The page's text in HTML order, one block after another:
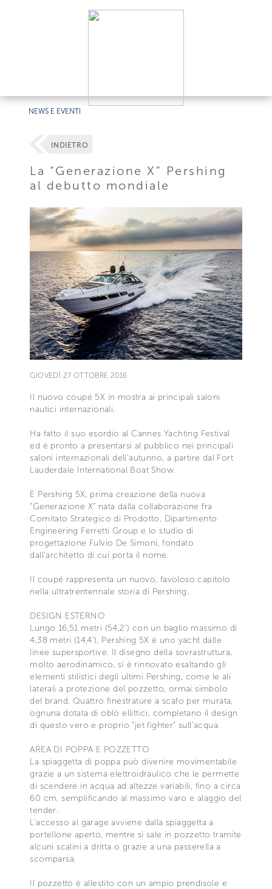
NEWS E EVENTI
INDIETRO
La “Generazione X” Pershing
al debutto mondiale
GIOVEDÌ 27 OTTOBRE 2016
Il nuovo coupé 5X in mostra ai principali saloni
nautici internazionali.
Ha fatto il suo esordio al Cannes Yachting Festival
ed è pronto a presentarsi al pubblico nei principali
saloni internazionali dell’autunno, a partire dal Fort
Lauderdale International Boat Show.
È Pershing 5X, prima creazione della nuova
“Generazione X” nata dalla collaborazione fra
Comitato Strategico di Prodotto, Dipartimento
Engineering Ferretti Group e lo studio di
progettazione Fulvio De Simoni, fondato
dall’architetto di cui porta il nome.
Il coupé rappresenta un nuovo, favoloso capitolo
nella ultratrentennale storia di Pershing.
DESIGN ESTERNO
Lungo 16,51 metri (54,2’) con un baglio massimo di
4,38 metri (14,4’), Pershing 5X è uno yacht dalle
linee supersportive. Il disegno della sovrastruttura,
molto aerodinamico, si è rinnovato esaltando gli
elementi stilistici degli ultimi Pershing, come le ali
laterali a protezione del pozzetto, ormai simbolo
del brand. Quattro finestrature a scafo per murata,
ognuna dotata di oblò ellittici, completano il design
di questo vero e proprio “jet fighter” sull’acqua.
AREA DI POPPA E POZZETTO
La spiaggetta di poppa può divenire movimentabile
grazie a un sistema elettroidraulico che le permette
di scendere in acqua ad altezze variabili, fino a circa
60 cm, semplificando al massimo varo e alaggio del
tender.
L’accesso al garage avviene dalla spiaggetta a
portellone aperto, mentre si sale in pozzetto tramite
alcuni scalini a dritta o grazie a una passerella a
scomparsa.
Il pozzetto è allestito con un ampio prendisole e